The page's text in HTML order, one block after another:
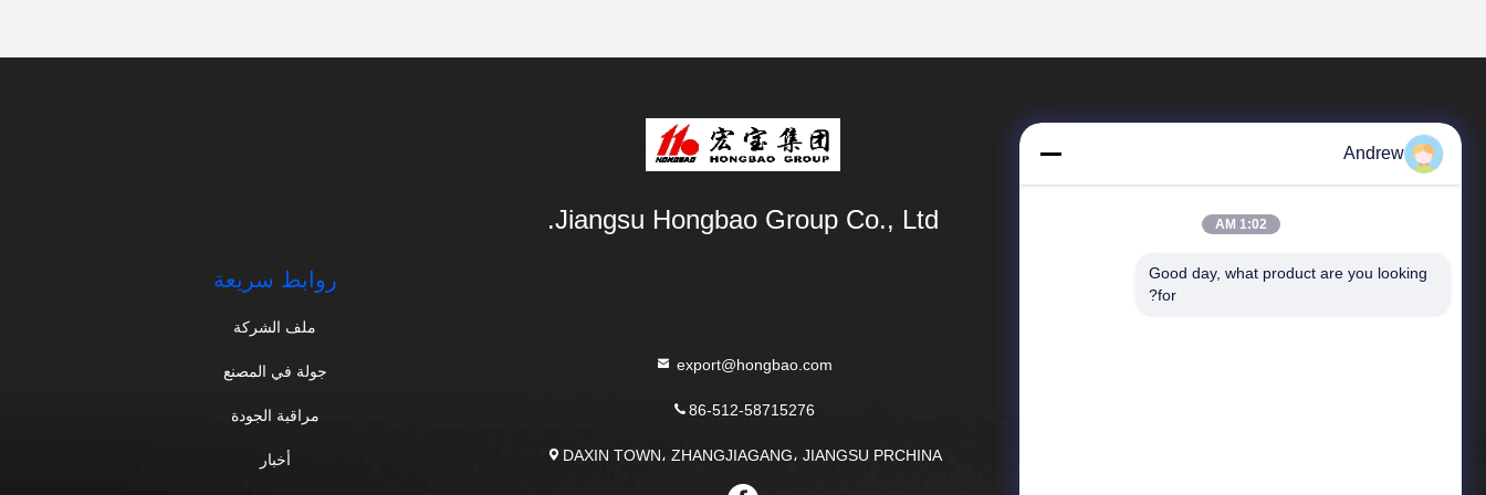
Jiangsu Hongbao Group Co., Ltd.
المنتجات
export@hongbao.com
86-512-58715276
DAXIN TOWN، ZHANGJIAGANG، JIANGSU PRCHINA
روابط سريعة
ملف الشركة
جولة في المصنع
مراقبة الجودة
أخبار
Andrew
1:02 AM
Good day, what product are you looking
for?